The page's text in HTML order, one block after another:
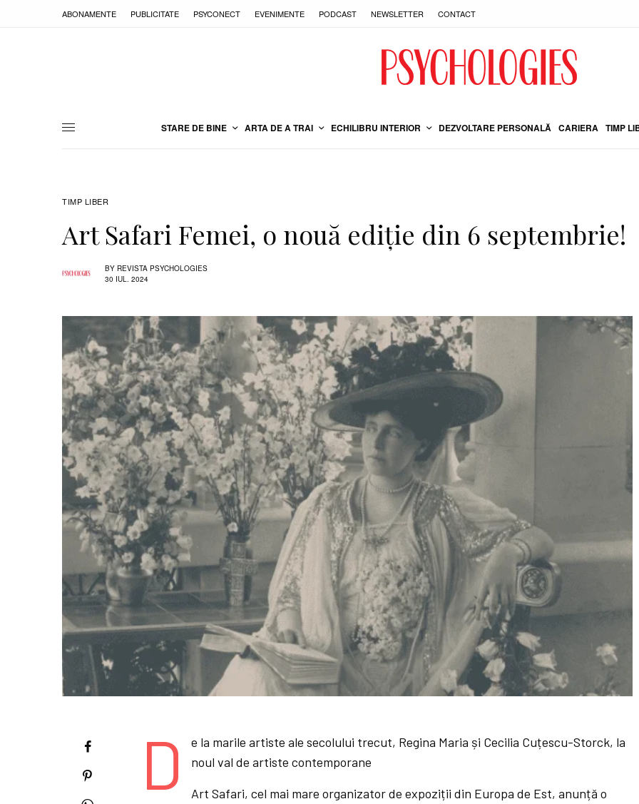
ABONAMENTE PUBLICITATE PSYCONECT EVENIMENTE PODCAST NEWSLETTER CONTACT
STARE DE BINE ARTA DE A TRAI ECHILIBRU INTERIOR DEZVOLTARE PERSONALĂ CARIERA TIMP
TIMP LIBER
Art Safari Femei, o nouă ediție din 6 septembrie!
BY REVISTA PSYCHOLOGIES
30 IUL. 2024
D
e la marile artiste ale secolului trecut, Regina Maria și Cecilia Cuțescu-Storck, la
noul val de artiste contemporane
Art Safari, cel mai mare organizator de expoziții din Europa de Est, anunță o